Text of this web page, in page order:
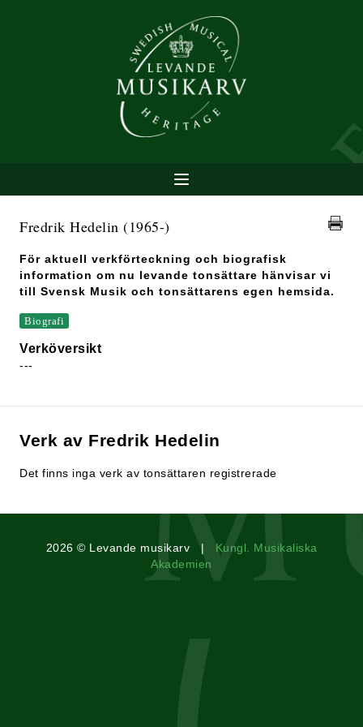
Fredrik Hedelin (1965-)
För aktuell verkförteckning och biografisk
information om nu levande tonsättare hänvisar vi
till Svensk Musik och tonsättarens egen hemsida.
Biografi
Verköversikt
---
Verk av Fredrik Hedelin
Det finns inga verk av tonsättaren registrerade
2026 © Levande musikarv | Kungl. Musikaliska
Akademien